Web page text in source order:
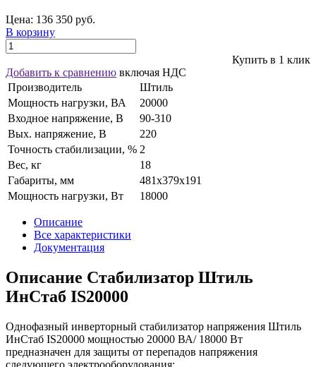
Цена: 136 350 руб.
В корзину
Купить в 1 клик
Добавить к сравнению включая НДС
Производитель
Штиль
Мощность нагрузки, ВА
20000
Входное напряжение, В
90-310
Вых. напряжение, В
220
Точность стабилизации, % 2
Вес, кг
18
Габариты, мм
481х379х191
Мощность нагрузки, Вт
18000
Описание
Все характеристики
Документация
Описание Стабилизатор Штиль
ИнСтаб IS20000
Однофазный инверторный стабилизатор напряжения Штиль
ИнСтаб IS20000 мощностью 20000 ВА/ 18000 Вт
предназначен для защиты от перепадов напряжения
следующего электрооборудования: